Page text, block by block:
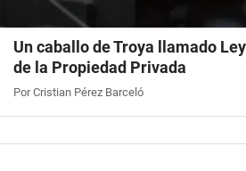
Un caballo de Troya llamado
de la Propiedad Privada
Por Cristian Pérez Barceló